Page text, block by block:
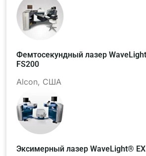
Фемтосекундный лазер
FS200
Alcon, США
Эксимерный лазер WaveLight®